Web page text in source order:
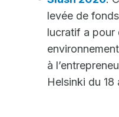
levée de
lucratif a pour
à
Helsinki du 18